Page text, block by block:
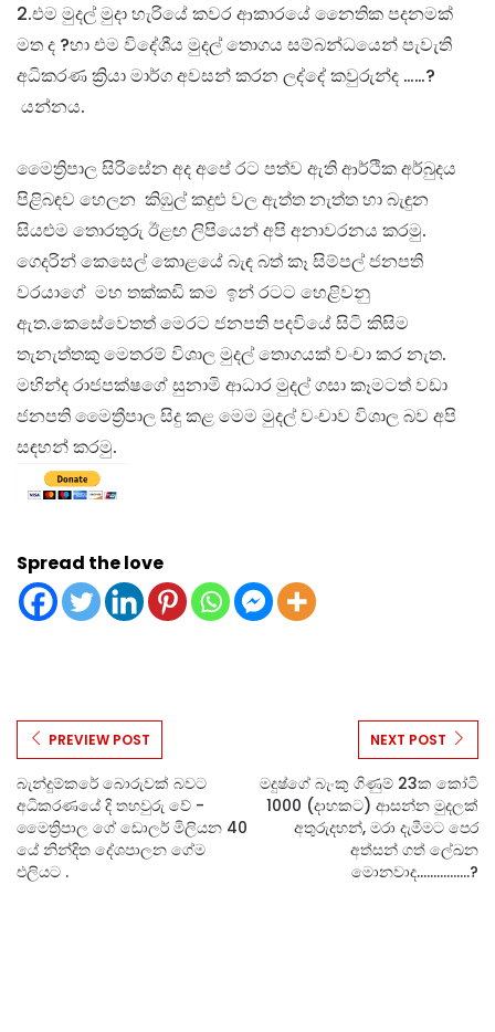
2.එම මුදල් මුදා හැරියේ කවර ආකාරයේ නෛතික පදනමක්
මත ද ?හා එම විදේශීය මුදල් තොගය සම්බන්ධයෙන් පැවැති
අධිකරණ ක්‍රියා මාර්ග අවසන් කරන ලද්දේ කවුරුන්ද ……?
යන්නය.
මෛත්‍රිපාල සිරිසේන අද අපේ රට පත්ව ඇති ආර්ථික අර්බුදය
පිළිබඳව හෙලන කිඹුල් කදුළු වල ඇත්ත නැත්ත හා බැඳුන
සියළුම තොරතුරු ඊළඟ ලිපියෙන් අපි අනාවරනය කරමු.
ගෙදරින් කෙසෙල් කොළයේ බැඳ බත් කෑ සිම්පල් ජනපති
වරයාගේ මහ තක්කඩි කම ඉන් රටට හෙළිවනු
ඇත.කෙසේවෙතත් මෙරට ජනපති පදවියේ සිටි කිසිම
තැනැත්තකු මෙතරම් විශාල මුදල් තොගයක් වංචා කර නැත.
මහින්ද රාජපක්ෂගේ සුනාමි ආධාර මුදල් ගසා කෑමටත් වඩා
ජනපති මෛත්‍රීපාල සිදු කළ මෙම මුදල් වංචාව විශාල බව අපි
සඳහන් කරමු.
Spread the love
PREVIEW POST
බැන්දුම්කරේ බොරුවක් බවට
අධිකරණයේ දි තහවුරු වේ -
මෛත්‍රිපාල ගේ ඩොලර් මිලියන 40
යේ නින්දිත දේශපාලන ගේම
එලියට .
NEXT POST
මදුෂ්ගේ බැංකු ගිණුම් 23ක කෝටි
1000 (දාහකට) ආසන්න මුදලක්
අතුරුදහන්, මරා දැමීමට පෙර
අත්සන් ගත් ලේඛන
මොනවාද................?